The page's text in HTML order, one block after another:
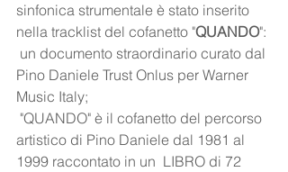
sinfonica strumentale è stato inserito
nella tracklist del cofanetto "QUANDO":
un documento straordinario curato dal
Pino Daniele Trust Onlus per Warner
Music Italy;
artistico di Pino Daniele dal 1981 al
1999 raccontato in un  LIBRO di 72